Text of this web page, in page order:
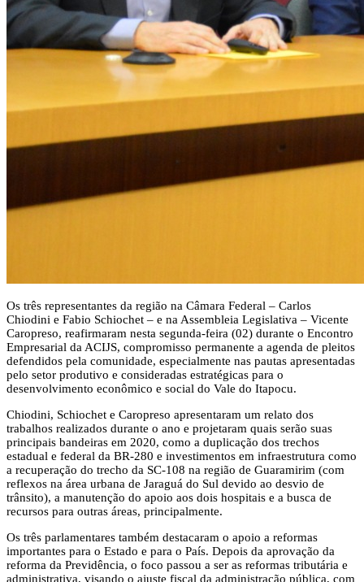
Os três representantes da região na Câmara Federal – Carlos
Chiodini e Fabio Schiochet – e na Assembleia Legislativa – Vicente
Caropreso, reafirmaram nesta segunda-feira (02) durante o Encontro
Empresarial da ACIJS, compromisso permanente a agenda de pleitos
defendidos pela comunidade, especialmente nas pautas apresentadas
pelo setor produtivo e consideradas estratégicas para o
desenvolvimento econômico e social do Vale do Itapocu.
Chiodini, Schiochet e Caropreso apresentaram um relato dos
trabalhos realizados durante o ano e projetaram quais serão suas
principais bandeiras em 2020, como a duplicação dos trechos
estadual e federal da BR-280 e investimentos em infraestrutura como
a recuperação do trecho da SC-108 na região de Guaramirim (com
reflexos na área urbana de Jaraguá do Sul devido ao desvio de
trânsito), a manutenção do apoio aos dois hospitais e a busca de
recursos para outras áreas, principalmente.
Os três parlamentares também destacaram o apoio a reformas
importantes para o Estado e para o País. Depois da aprovação da
reforma da Previdência, o foco passou a ser as reformas tributária e
administrativa, visando o ajuste fiscal da administração pública, com